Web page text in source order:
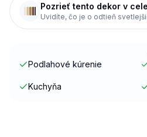
Pozrieť tento dekor v
Uvidíte, čo je o odtieň
Podlahové kúrenie
Kuchyňa